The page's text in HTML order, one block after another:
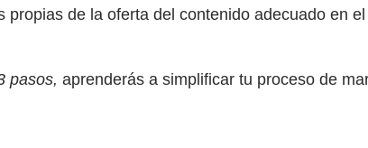
de la oferta del contenido adecuado en
pasos, aprenderás a simplificar tu proceso de